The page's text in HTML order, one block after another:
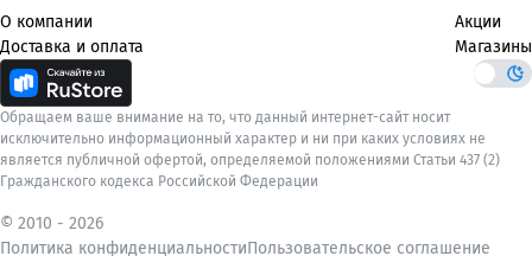
О компании
Доставка и оплата
Акции
Магазины
Обращаем ваше внимание на то, что данный интернет-сайт носит
исключительно информационный характер и ни при каких условиях не
является публичной офертой, определяемой положениями Статьи 437 (2)
Гражданского кодекса Российской Федерации
© 2010 - 2026
Политика конфиденциальностиПользовательское соглашение